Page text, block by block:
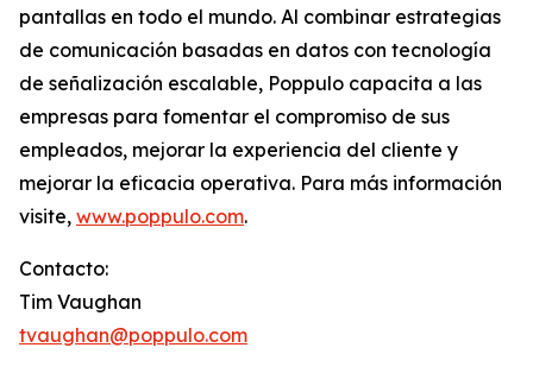
pantallas en todo el mundo. Al combinar estrategias
de comunicación basadas en datos con tecnología
de señalización escalable, Poppulo capacita a las
empresas para fomentar el compromiso de sus
empleados, mejorar la experiencia del cliente y
mejorar la eficacia operativa. Para más información
visite, www.poppulo.com.
Contacto:
Tim Vaughan
tvaughan@poppulo.com